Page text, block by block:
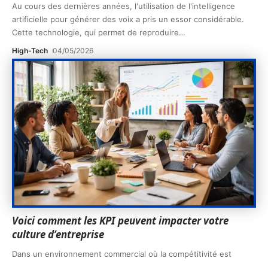
Au cours des dernières années, l'utilisation de l'intelligence
artificielle pour générer des voix a pris un essor considérable.
Cette technologie, qui permet de reproduire…
High-Tech 04/05/2026
Voici comment les KPI peuvent impacter votre
culture d’entreprise
Dans un environnement commercial où la compétitivité est